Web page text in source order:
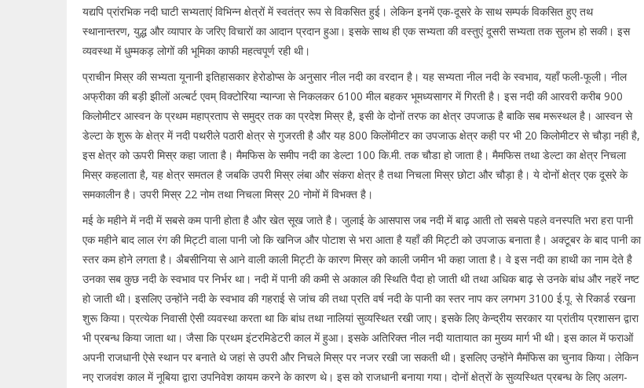
यद्यपि प्रांरभिक नदी घाटी सभ्यताएं विभिन्न क्षेत्रों में स्वतंत्र रूप से विकसित हुई। लेकिन इनमें एक-दूसरे के साथ सम्पर्क विकसित हुए तथ
स्थानान्तरण, युद्ध और व्यापार के जरिए विचारों का आदान प्रदान हुआ। इसके साथ ही एक सभ्यता की वस्तुएं दूसरी सभ्यता तक सुलभ हो सकी। इस
व्यवस्था में धुम्मकड़ लोगों की भूमिका काफी महत्वपूर्ण रही थी।
प्राचीन मिस्र की सभ्यता यूनानी इतिहासकार हेरोडोप्स के अनुसार नील नदी का वरदान है। यह सभ्यता नील नदी के स्वभाव, यहाँ फली-फूली। नील
अफ्रीका की बड़ी झीलों अल्बर्ट एवम् विक्टोरिया न्यान्जा से निकलकर 6100 मील बहकर भूमध्यसागर में गिरती है। इस नदी की आरवरी करीब 900
किलोमीटर आस्वन के प्रथम महाप्रताप से समुद्र तक का प्रदेश मिस्र है, इसी के दोनों तरफ का क्षेत्र उपजाऊ है बाकि सब मरूस्थल है। आस्वन से
डेल्टा के शुरू के क्षेत्र में नदी पथरीले पठारी क्षेत्र से गुजरती है और यह 800 किलोंमीटर का उपजाऊ क्षेत्र कही पर भी 20 किलोमीटर से चौड़ा नही है,
इस क्षेत्र को ऊपरी मिस्र कहा जाता है। मैमफिस के समीप नदी का डेल्टा 100 कि.मी. तक चौडा हो जाता है। मैमफिस तथा डेल्टा का क्षेत्र निचला
मिस्र कहलाता है, यह क्षेत्र समतल है जबकि उपरी मिस्र लंबा और संकरा क्षेत्र है तथा निचला मिस्र छोटा और चौड़ा है। ये दोनों क्षेत्र एक दूसरे के
समकालीन है। उपरी मिस्र 22 नोम तथा निचला मिस्र 20 नोमों में विभक्त है।
मई के महीने में नदी में सबसे कम पानी होता है और खेत सूख जाते है। जुलाई के आसपास जब नदी में बाढ़ आती तो सबसे पहले वनस्पति भरा हरा पानी
एक महीने बाद लाल रंग की मिट्टी वाला पानी जो कि खनिज और पोटाश से भरा आता है यहाँ की मिट्टी को उपजाऊ बनाता है। अक्टूबर के बाद पानी का
स्तर कम होने लगता है। अैबसीनिया से आने वाली काली मिट्टी के कारण मिस्र को काली जमीन भी कहा जाता है। वे इस नदी का हाथी का नाम देते है
उनका सब कुछ नदी के स्वभाव पर निर्भर था। नदी में पानी की कमी से अकाल की स्थिति पैदा हो जाती थी तथा अधिक बाढ़ से उनके बांध और नहरें नष्ट
हो जाती थी। इसलिए उन्होंने नदी के स्वभाव की गहराई से जांच की तथा प्रति वर्ष नदी के पानी का स्तर नाप कर लगभग 3100 ई.पू. से रिकार्ड रखना
शुरू किया। प्रत्येक निवासी ऐसी व्यवस्था करता था कि बांध तथा नालियां सुव्यस्थित रखी जाए। इसके लिए केन्द्रीय सरकार या प्रांतीय प्रशासन द्वारा
भी प्रबन्ध किया जाता था। जैसा कि प्रथम इंटरमिडेटरी काल में हुआ। इसके अतिरिक्त नील नदी यातायात का मुख्य मार्ग भी थी। इस काल में फराओं
अपनी राजधानी ऐसे स्थान पर बनाते थे जहां से उपरी और निचले मिस्र पर नजर रखी जा सकती थी। इसलिए उन्होंने मैमंफिस का चुनाव किया। लेकिन
नए राजवंश काल में नूबिया द्वारा उपनिवेश कायम करने के कारण थे। इस को राजधानी बनाया गया। दोनों क्षेत्रों के सुव्यस्थित प्रबन्ध के लिए अलग-